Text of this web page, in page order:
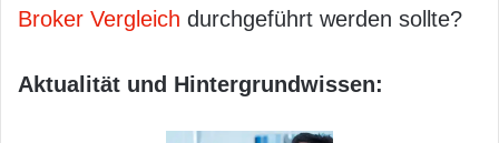
Broker Vergleich durchgeführt werden sollte?
Aktualität und Hintergrundwissen: